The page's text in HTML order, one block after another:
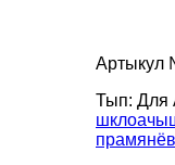
Артыкул
Тып: Для